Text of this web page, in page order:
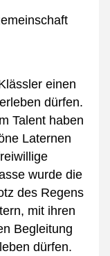
einen
dürfen.
Talent haben
Laternen
wurde die
des Regens
mit ihren
Begleitung
dürfen.